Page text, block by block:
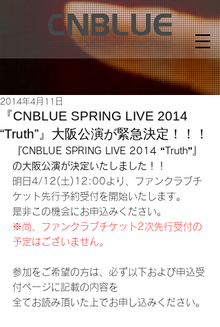
『CNBLUE SPRING LIVE 2014
“Truth”』大阪公演が緊急決定！！！
2014年4月11日
『CNBLUE SPRING LIVE 2014 “Truth”』
の大阪公演が決定いたしました！！
明日4/12(土)12:00より、ファンクラブチ
ケット先行予約受付を開始いたします。
是非この機会にお申込みください。
※尚、ファンクラブチケット2次先行受付の
予定はございません。
参加をご希望の方は、必ず以下および申込受
付ページに記載の内容を
全てお読み頂いた上でお申し込みください。